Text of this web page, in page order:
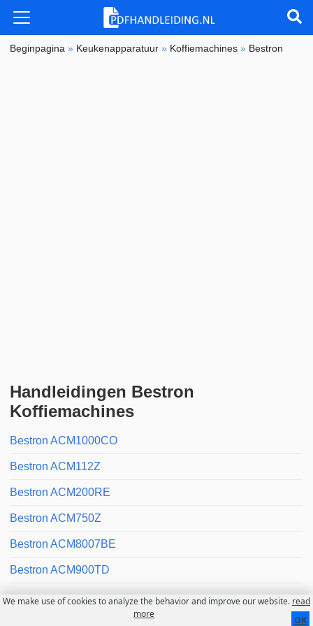
Beginpagina » Keukenapparatuur » Koffiemachines » Bestron
Handleidingen Bestron
Koffiemachines
Bestron ACM1000CO
Bestron ACM112Z
Bestron ACM200RE
Bestron ACM750Z
Bestron ACM8007BE
Bestron ACM900TD
Gebruiksvoorwaarden
We make use of cookies to analyze the behavior and improve our website. read
more
OK